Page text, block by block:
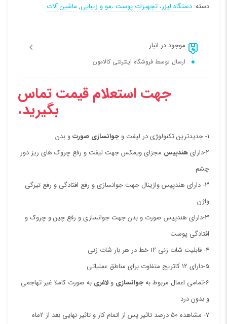
دسته: دستگاه لیزر، تجهیزات پوست ،مو و زیبایی, ماشین آلات
موجود در انبار
ارسال توسط فروشگاه اینترنتی کالامون
جهت استعلام قیمت تماس
بگیرید.
1- جدیدترین تکنولوژی در لیفت و جوانسازی صورتو بدن
2-دارای
هندپیس مجزای ویمکس جهت لیفت و رفع چروک های ریز دور
چشم
3- دارای هندپیس واژینال جهت جوانسازی و رفع افتادگی و رفع تیرگی
واژن
3-دارای هندپیس صورت و بدن جهت جوانسازی و رفع چین و چروک و
افتادگی پوست
4- قابلیت شات زنی 12 خط در هر بار شات زنی
5-دارای 12 کاتریج متفاوت برای مناطق عملیاتی
6-تمامی اعمال مربوط به
جوانسازی و لاغری به صورت کاملا غیر تهاجمی
و بدون درد
7- مشاهده 50 درصد تاثیر پس از اتمام کار و تاثیر نهایی بعد از 2ماه